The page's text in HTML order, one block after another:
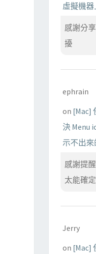
虛擬機器
感謝分
擾
ephrain
on [Mac]
決 Menu
示不出
感謝提
太能確
Jerry
on [Mac]